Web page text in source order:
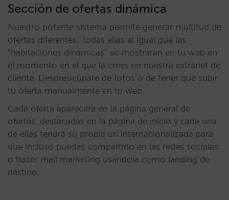
Sección de ofertas dinámica
Nuestro potente sistema permite generar multitud de
ofertas diferentes. Todas ellas al igual que las
“habitaciones dinámicas” se mostraran en tu web en
el momento en el que la crees en nuestra extranet de
cliente. Despreocúpate de fotos o de tener que subir
tu oferta manualmente en tu web.
Cada oferta aparecerá en la página general de
ofertas, destacadas en la página de inicio y cada una
de ellas tendrá su propia url internacionalizada para
que incluso puedas compartirlo en las redes sociales
o hacer mail marketing usándola como landing de
destino.